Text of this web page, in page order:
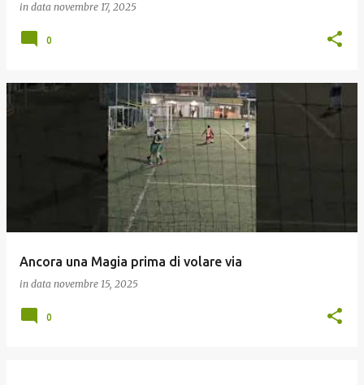
in data novembre 17, 2025
0
Ancora una Magia prima di volare via
in data novembre 15, 2025
0